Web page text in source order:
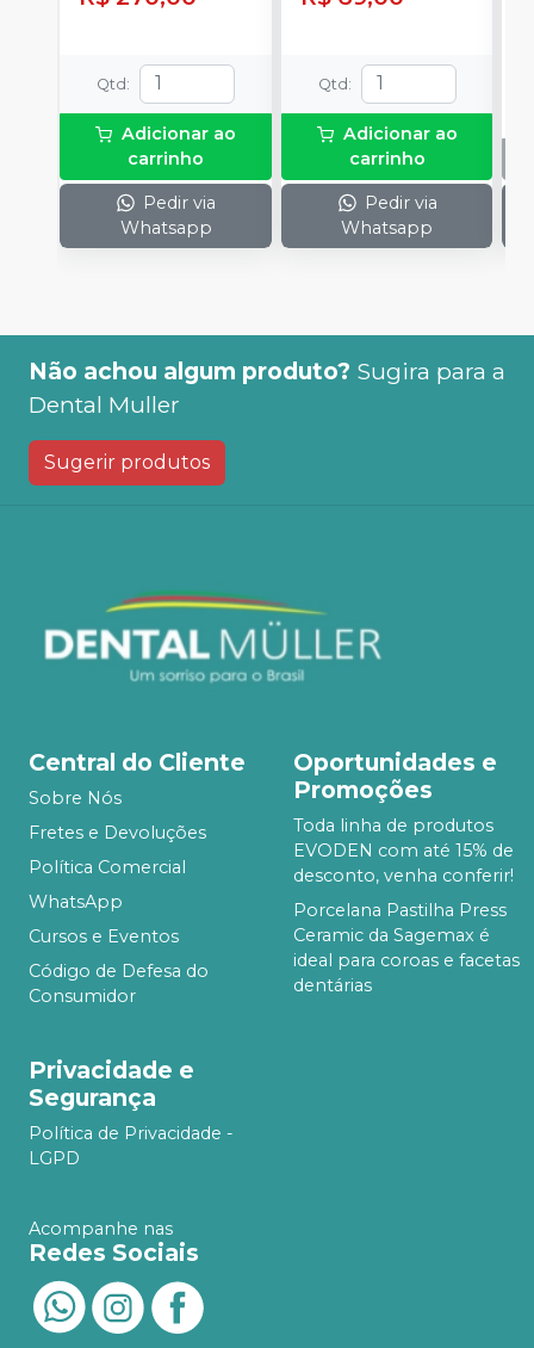
Qtd :
Adicionar ao
carrinho
Pedir via
Whatsapp
Qtd :
Adicionar ao
carrinho
Pedir via
Whatsapp
Não achou algum produto? Sugira para a
Dental Muller
Sugerir produtos
Central do Cliente
Sobre Nós
Fretes e Devoluções
Política Comercial
WhatsApp
Cursos e Eventos
Código de Defesa do
Consumidor
Oportunidades e
Promoções
Toda linha de produtos
EVODEN com até 15% de
desconto, venha conferir!
Porcelana Pastilha Press
Ceramic da Sagemax é
ideal para coroas e facetas
dentárias
Privacidade e
Segurança
Política de Privacidade -
LGPD
Acompanhe nas
Redes Sociais